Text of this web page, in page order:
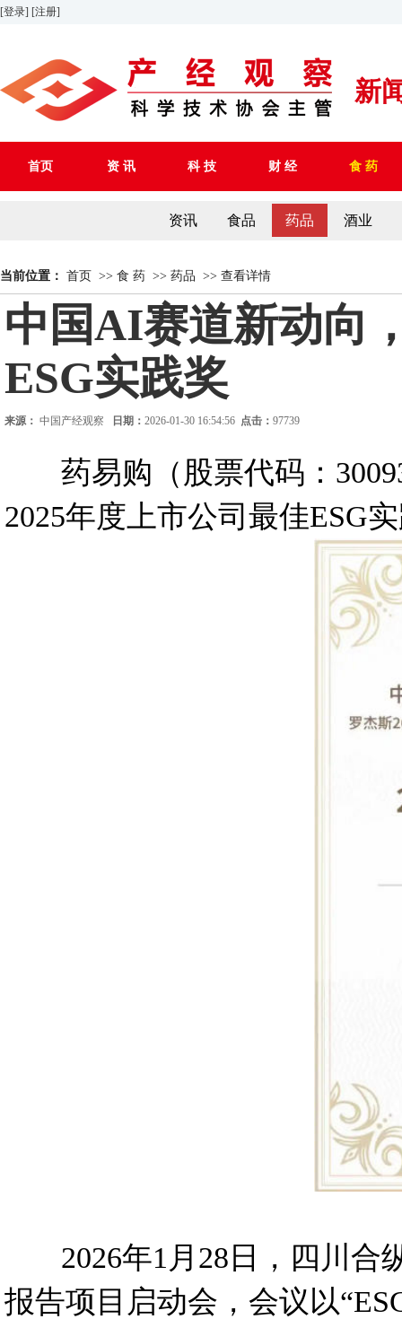
[登录] [注册]
新
首页 资 讯 科 技 财 经 食 药
资讯 食品 药品 酒业
当前位置： 首页 >> 食 药 >> 药品 >> 查看详情
中国AI赛道新动向
ESG实践奖​
来源： 中国产经观察 日期： 2026-01-30 16:54:56 点击： 97739
药易购（股票代码：
2025年度上市公司最佳ESG
2026年1月28日，四川合
报告项目启动会，会议以